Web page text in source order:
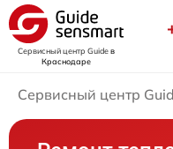
Сервисный центр Guideв
Краснодаре
Сервисный центр